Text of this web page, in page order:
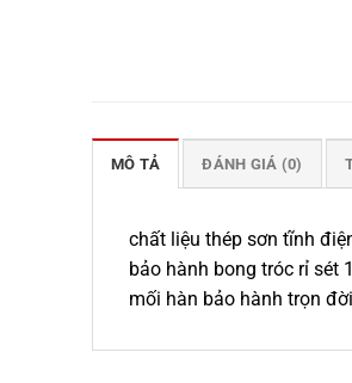
MÔ TẢ ĐÁNH GIÁ (0)
chất liệu thép sơn tĩnh
bảo hành bong tróc rỉ sét
mối hàn bảo hành trọn đời